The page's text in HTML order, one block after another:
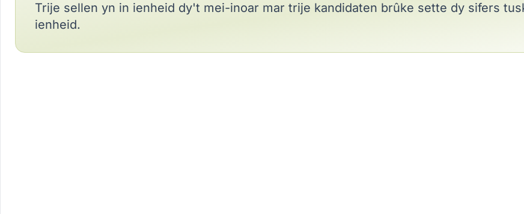
Trije sellen yn in ienheid dy't mei-inoar mar trije kandidaten brûke sette dy sifers
ienheid.